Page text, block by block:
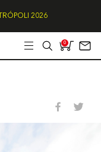
2026
0